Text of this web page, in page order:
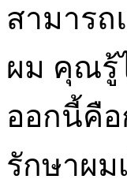
สามารถ
ผม คุณรู้
ออกนี้คื
รักษาผ